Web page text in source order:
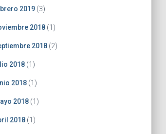
2019(3)
2018(1)
2018(2)
2018(1)
2018(1)
2018(1)
2018(1)